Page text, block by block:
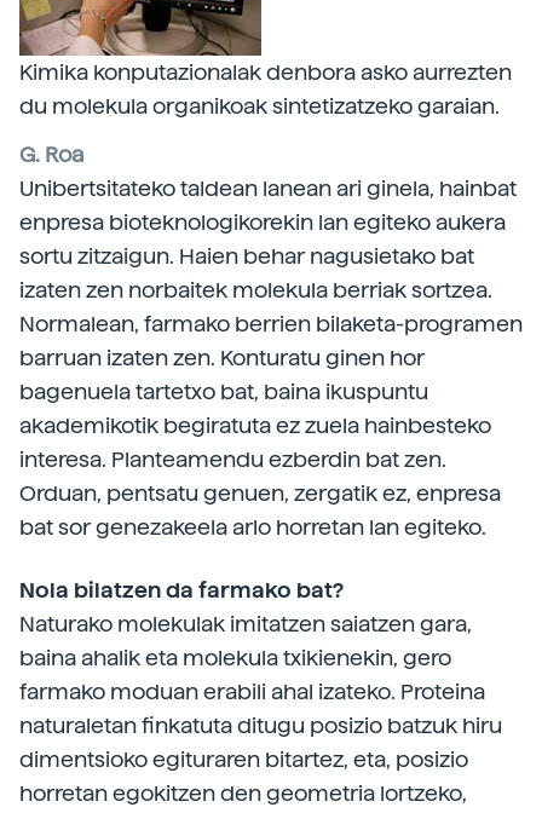
Kimika konputazionalak denbora asko aurrezten
du molekula organikoak sintetizatzeko garaian.
G. Roa
Unibertsitateko taldean lanean ari ginela, hainbat
enpresa bioteknologikorekin lan egiteko aukera
sortu zitzaigun. Haien behar nagusietako bat
izaten zen norbaitek molekula berriak sortzea.
Normalean, farmako berrien bilaketa-programen
barruan izaten zen. Konturatu ginen hor
bagenuela tartetxo bat, baina ikuspuntu
akademikotik begiratuta ez zuela hainbesteko
interesa. Planteamendu ezberdin bat zen.
Orduan, pentsatu genuen, zergatik ez, enpresa
bat sor genezakeela arlo horretan lan egiteko.
Nola bilatzen da farmako bat?
Naturako molekulak imitatzen saiatzen gara,
baina ahalik eta molekula txikienekin, gero
farmako moduan erabili ahal izateko. Proteina
naturaletan finkatuta ditugu posizio batzuk hiru
dimentsioko egituraren bitartez, eta, posizio
horretan egokitzen den geometria lortzeko,